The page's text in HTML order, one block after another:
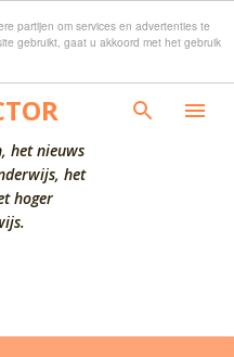
partijen om services en advertenties te
gebruikt, gaat u akkoord met het gebruik
naar hoofdcontent
het nieuws
het
hoger